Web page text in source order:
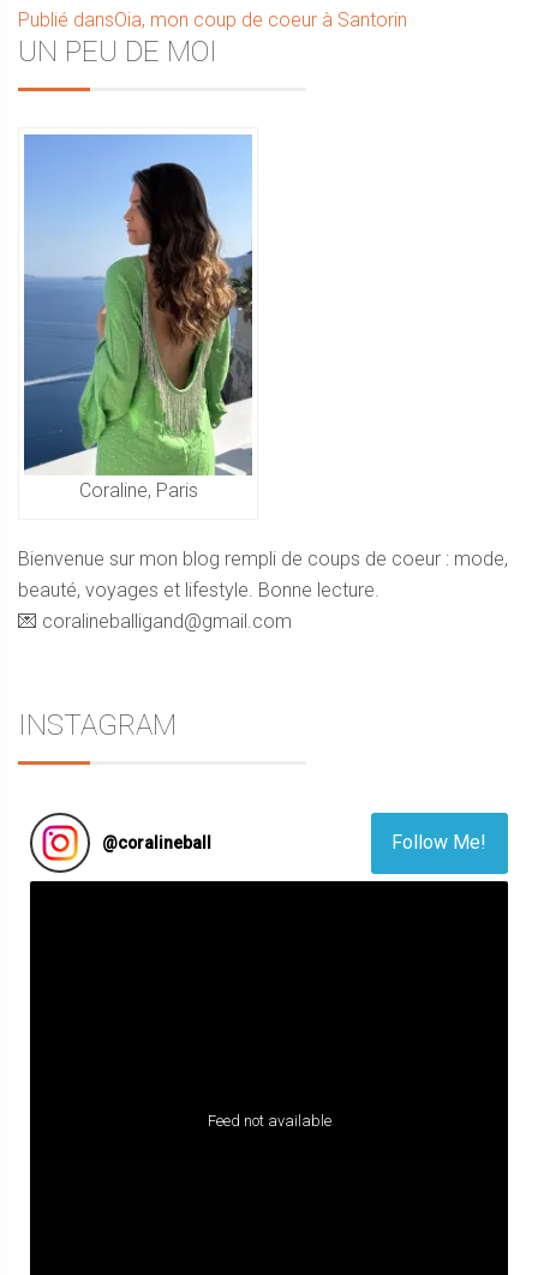
Navigation
de
Publié dansOia, mon coup de coeur à Santorin
Sidebar
UN PEU DE MOI
Coraline, Paris
Bienvenue sur mon blog rempli de coups de coeur : mode,
beauté, voyages et lifestyle. Bonne lecture.
💌 coralineballigand@gmail.com
INSTAGRAM
@coralineball Follow Me!
Feed not available